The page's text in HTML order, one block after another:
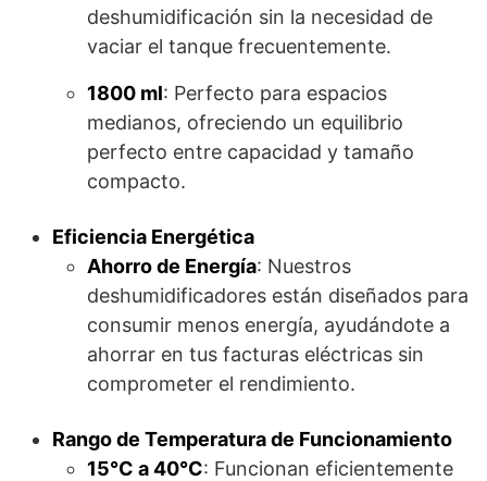
deshumidificación sin la necesidad de
vaciar el tanque frecuentemente.
1800 ml: Perfecto para espacios
medianos, ofreciendo un equilibrio
perfecto entre capacidad y tamaño
compacto.
Eficiencia Energética
Ahorro de Energía: Nuestros
deshumidificadores están diseñados para
consumir menos energía, ayudándote a
ahorrar en tus facturas eléctricas sin
comprometer el rendimiento.
Rango de Temperatura de Funcionamiento
15°C a 40°C: Funcionan eficientemente